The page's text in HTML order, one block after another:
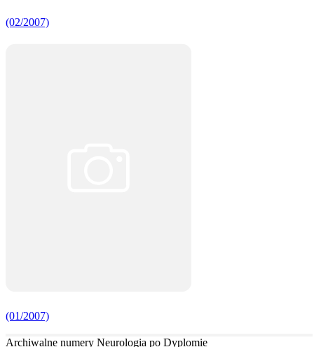
(02/2007)
(01/2007)
Archiwalne numery Neurologia po Dyplomie